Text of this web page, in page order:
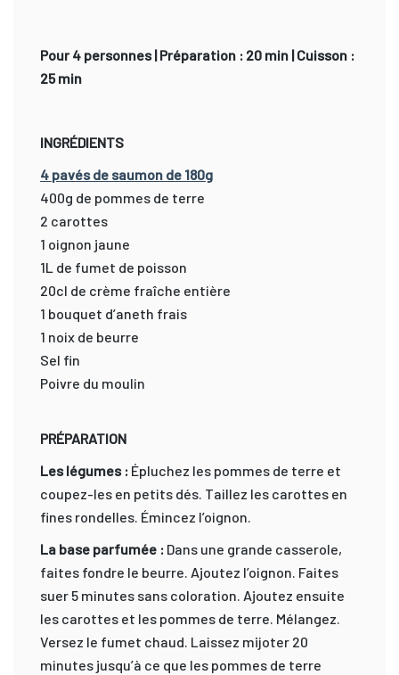
Pour 4 personnes | Préparation : 20 min | Cuisson :
25 min
INGRÉDIENTS
4 pavés de saumon de 180g
400g de pommes de terre
2 carottes
1 oignon jaune
1L de fumet de poisson
20cl de crème fraîche entière
1 bouquet d’aneth frais
1 noix de beurre
Sel fin
Poivre du moulin
PRÉPARATION
Les légumes : Épluchez les pommes de terre et
coupez-les en petits dés. Taillez les carottes en
fines rondelles. Émincez l’oignon.
La base parfumée : Dans une grande casserole,
faites fondre le beurre. Ajoutez l’oignon. Faites
suer 5 minutes sans coloration. Ajoutez ensuite
les carottes et les pommes de terre. Mélangez.
Versez le fumet chaud. Laissez mijoter 20
minutes jusqu’à ce que les pommes de terre